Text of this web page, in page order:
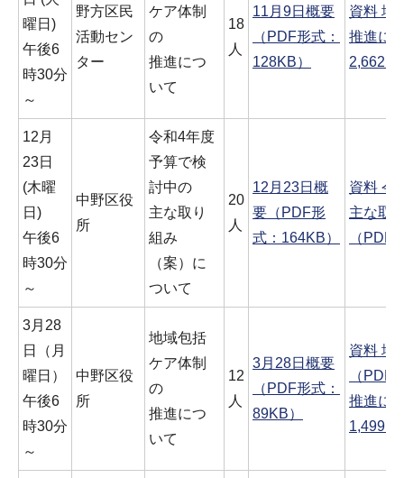
曜日)
午後6
時30分
～
野方区民
活動セン
ター
ケア体制
の
推進につ
いて
18
人
11月9日概要
（PDF形式：
128KB）
資料 地
推進に
12月
23日
(木曜
日)
午後6
時30分
～
中野区役
所
令和4年度
予算で検
討中の
主な取り
組み
（案）に
ついて
20
人
12月23日概
要（PDF形
式：164KB）
資料 令
主な取
（PDF
3月28
日（月
曜日）
午後6
時30分
～
中野区役
所
地域包括
ケア体制
の
推進につ
いて
12
人
3月28日概要
（PDF形式：
89KB）
資料 地
（PDF
推進に